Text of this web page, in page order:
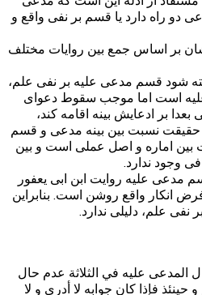
دو راه دارد یا قسم بر نفی واقع و
بر اساس جمع بین روایات مختلف
شود قسم مدعی علیه بر نفی علم،
است اما موجب سقوط دعوای
بر ادعایش بینه اقامه کند،
حقیقت نسبت بین بینه مدعی و قسم
بین اماره و اصل عملی است و بین
وجود ندارد.
علیه روایت ابن ابی یعفور
انکار واقع روشن است. بنابراین
علم، دلیلی ندارد.
عليه في الثلاثة عدم حال
فإذا كان جوابه لا أدري و لا